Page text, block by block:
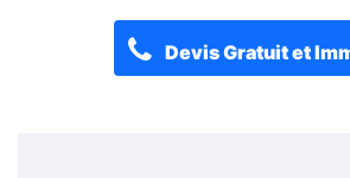
Devis Gratuit et